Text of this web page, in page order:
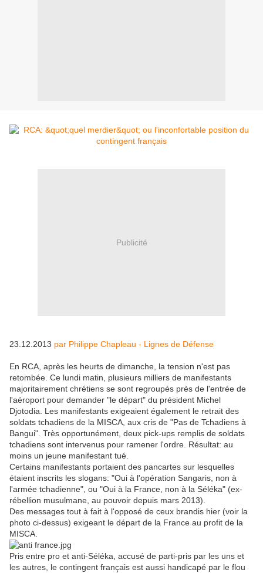
Publicité
23.12.2013 par Philippe Chapleau - Lignes de Défense
En RCA, après les heurts de dimanche, la tension n'est pas
retombée. Ce lundi matin, plusieurs milliers de manifestants
majoritairement chrétiens se sont regroupés près de l'entrée de
l'aéroport pour demander "le départ" du président Michel
Djotodia. Les manifestants exigeaient également le retrait des
soldats tchadiens de la MISCA, aux cris de "Pas de Tchadiens à
Bangui". Très opportunément, deux pick-ups remplis de soldats
tchadiens sont intervenus pour ramener l'ordre. Résultat: au
moins un jeune manifestant tué.
Certains manifestants portaient des pancartes sur lesquelles
étaient inscrits les slogans: "Oui à l'opération Sangaris, non à
l'armée tchadienne", ou "Oui à la France, non à la Séléka" (ex-
rébellion musulmane, au pouvoir depuis mars 2013).
Des messages tout à fait à l'opposé de ceux brandis hier (voir la
photo ci-dessus) exigeant le départ de la France au profit de la
MISCA.
Pris entre pro et anti-Séléka, accusé de parti-pris par les uns et
les autres, le contingent français est aussi handicapé par le flou